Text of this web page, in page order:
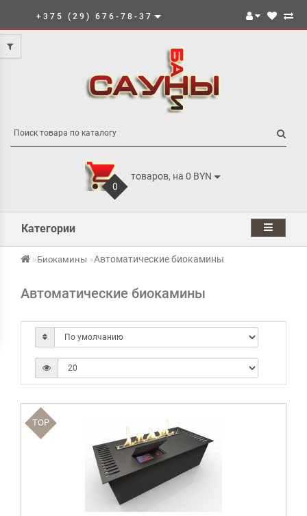
+375 (29) 676-78-37
0
товаров, на 0 BYN
Категории
Биокамины Автоматические биокамины
Автоматические биокамины
TOP